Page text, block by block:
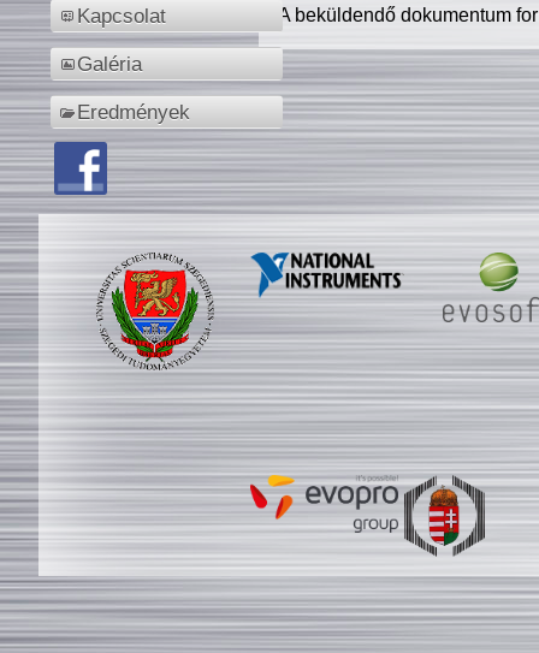
Kapcsolat
Galéria
Eredmények
A beküldendő dokumentum